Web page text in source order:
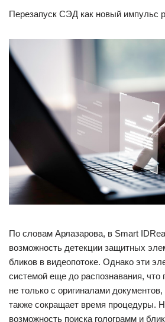
Перезапуск СЭД как новый импульс
По словам Арлазарова, в Smart
возможность детекции защитных
бликов в видеопотоке. Однако эти
системой еще до распознавания, что
не только с оригиналами
также сокращает время процедуры.
возможность поиска голограмм и